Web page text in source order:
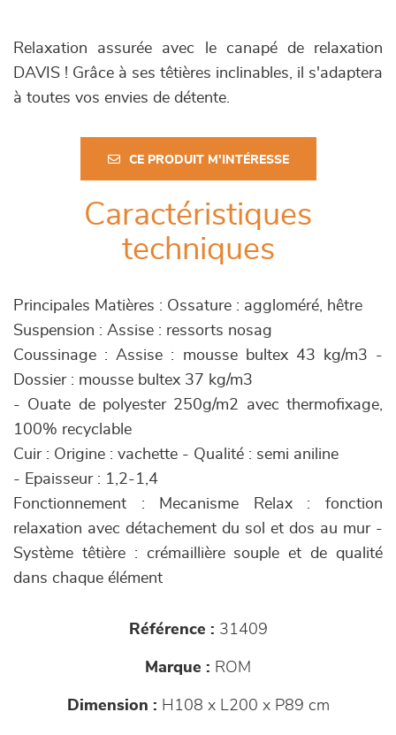
Relaxation assurée avec le canapé de relaxation
DAVIS ! Grâce à ses têtières inclinables, il s'adaptera
à toutes vos envies de détente.
CE PRODUIT M'INTÉRESSE
Caractéristiques
techniques
Principales Matières : Ossature : aggloméré, hêtre
Suspension : Assise : ressorts nosag
Coussinage : Assise : mousse bultex 43 kg/m3 -
Dossier : mousse bultex 37 kg/m3
- Ouate de polyester 250g/m2 avec thermofixage,
100% recyclable
Cuir : Origine : vachette - Qualité : semi aniline
- Epaisseur : 1,2-1,4
Fonctionnement : Mecanisme Relax : fonction
relaxation avec détachement du sol et dos au mur -
Système têtière : crémaillière souple et de qualité
dans chaque élément
Référence : 31409
Marque : ROM
Dimension : H108 x L200 x P89 cm